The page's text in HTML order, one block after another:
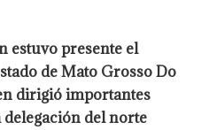
estuvo presente el
de Mato Grosso Do
dirigió importantes
delegación del norte